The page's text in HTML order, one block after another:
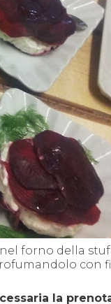
forno della
con
la